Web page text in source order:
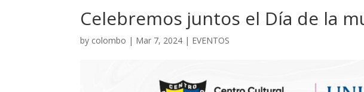
Celebremos juntos el Día de la
by colombo | Mar 7, 2024 | EVENTOS